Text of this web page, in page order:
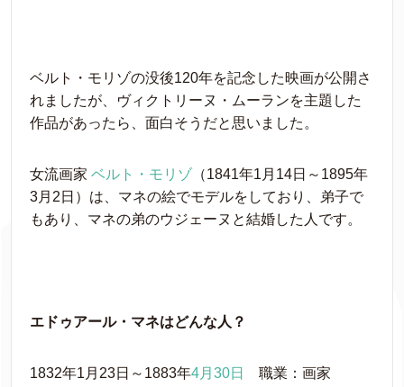
ベルト・モリゾの没後120年を記念した映画が公開さ
れましたが、ヴィクトリーヌ・ムーランを主題した
作品があったら、面白そうだと思いました。
女流画家 ベルト・モリゾ（1841年1月14日～1895年
3月2日）は、マネの絵でモデルをしており、弟子で
もあり、マネの弟のウジェーヌと結婚した人です。
エドゥアール・マネはどんな人？
1832年1月23日～1883年4月30日
職業：画家